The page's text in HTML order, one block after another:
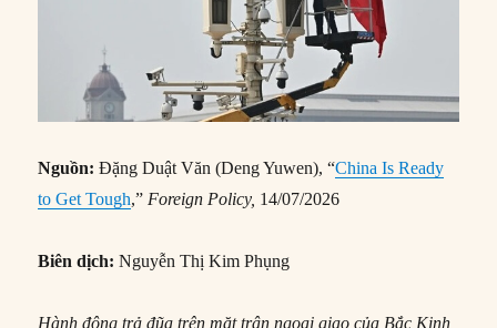
Nguồn: Đặng Duật Văn (Deng Yuwen), “China Is Ready
to Get Tough,” Foreign Policy, 14/07/2026
Biên dịch:Nguyễn Thị Kim Phụng
Hành động trả đũa trên mặt trận ngoại giao của Bắc Kinh